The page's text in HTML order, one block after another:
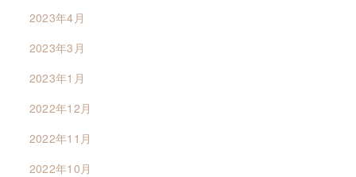
2023年4月
2023年3月
2023年1月
2022年12月
2022年11月
2022年10月